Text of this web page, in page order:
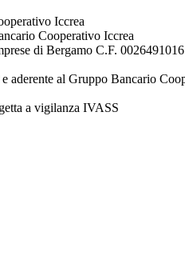
Iccrea
Cooperativo Iccrea
di Bergamo C.F.
aderente al Gruppo Bancario
a vigilanza IVASS